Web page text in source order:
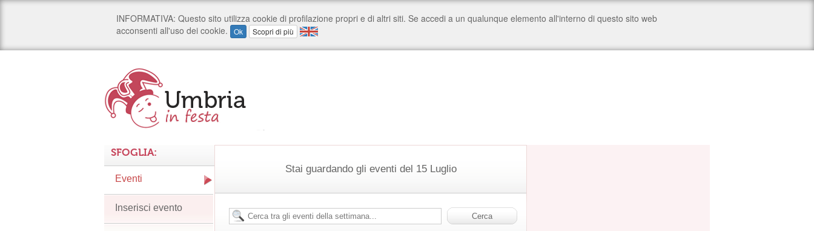
Stai guardando gli eventi del 15 Luglio
SFOGLIA:
Eventi
Inserisci evento